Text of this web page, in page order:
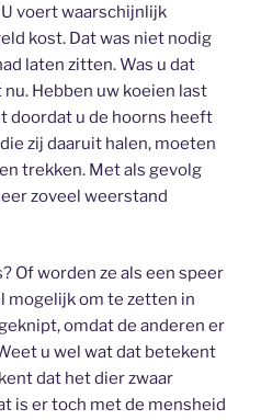
voert waarschijnlijk
kost. Dat was niet nodig
laten zitten. Was u dat
Hebben uw koeien last
doordat u de hoorns heeft
zij daaruit halen, moeten
trekken. Met als gevolg
zoveel weerstand
Of worden ze als een speer
mogelijk om te zetten in
omdat de anderen er
u wel wat dat betekent
dat het dier zwaar
is er toch met de mensheid